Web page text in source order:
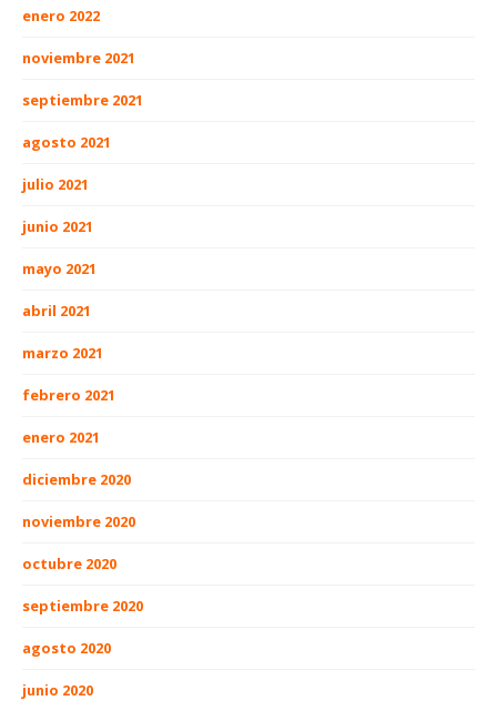
enero 2022
noviembre 2021
septiembre 2021
agosto 2021
julio 2021
junio 2021
mayo 2021
abril 2021
marzo 2021
febrero 2021
enero 2021
diciembre 2020
noviembre 2020
octubre 2020
septiembre 2020
agosto 2020
junio 2020